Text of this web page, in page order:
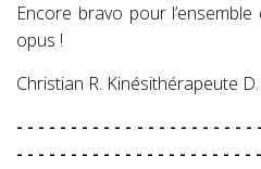
Encore bravo pour
opus !
Christian R. Kinésithérapeute
- - - - - - - - - - - - - - - - - - - - -
- - - - - - - - - - - - - - - - - - - - - -